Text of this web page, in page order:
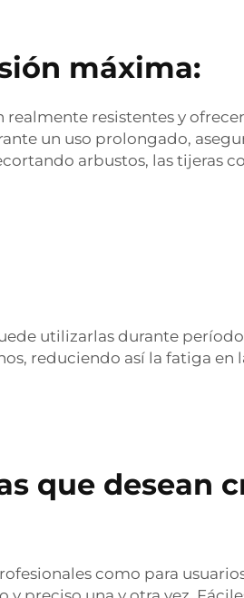
máxima:
resistentes y
un uso prolongado,
arbustos, las tijeras
utilizarlas durante
reduciendo así la fatiga en
que desean
como para